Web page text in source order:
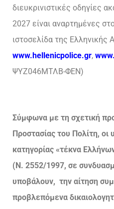
διευκρινιστικές οδηγίες
2027 είναι αναρτημένες
ιστοσελίδα της Ελληνικής
www.hellenicpolice.gr,
ΨΥΖ046ΜΤΛΒ-ΦΕΝ)
Σύμφωνα με τη σχετική
Προστασίας του Πολίτη, οι
κατηγορίας «τέκνα
(Ν. 2552/1997, σε
υποβάλουν, την αίτηση
προβλεπόμενα